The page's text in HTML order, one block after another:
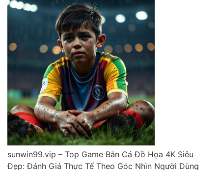
sunwin99.vip – Top Game Bắn Cá Đồ Họa 4K Siêu
Đẹp: Đánh Giá Thực Tế Theo Góc Nhìn Người Dùng